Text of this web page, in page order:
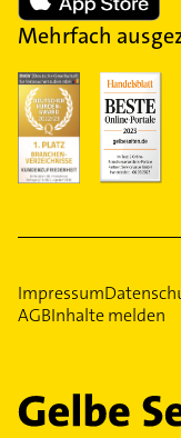
Mehrfach
Impressum
AGBInhalte melden